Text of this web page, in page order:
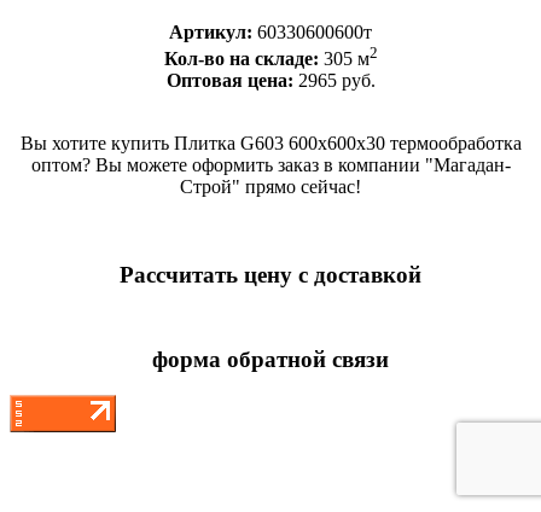
Артикул: 60330600600т
Кол-во на складе: 305 м2
Оптовая цена: 2965 руб.
Вы хотите купить Плитка G603 600х600х30 термообработка
оптом? Вы можете оформить заказ в компании "Магадан-
Строй" прямо сейчас!
Рассчитать цену с доставкой
форма обратной связи